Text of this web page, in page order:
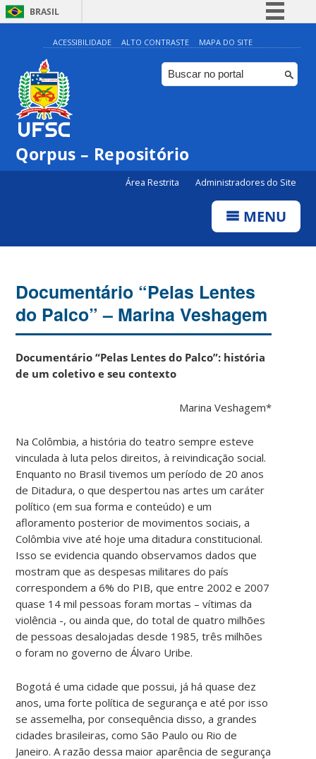
BRASIL
Simplifique!
Comunica BR
Participe
ACESSIBILIDADE ALTO CONTRASTE MAPA DO SITE
Qorpus – Repositório
Área Restrita Administradores do Site
MENU
Documentário “Pelas Lentes
do Palco” – Marina Veshagem
Documentário “Pelas Lentes do Palco”: história
de um coletivo e seu contexto
Marina Veshagem*
Na Colômbia, a história do teatro sempre esteve
vinculada à luta pelos direitos, à reivindicação social.
Enquanto no Brasil tivemos um período de 20 anos
de Ditadura, o que despertou nas artes um caráter
político (em sua forma e conteúdo) e um
afloramento posterior de movimentos sociais, a
Colômbia vive até hoje uma ditadura constitucional.
Isso se evidencia quando observamos dados que
mostram que as despesas militares do país
correspondem a 6% do PIB, que entre 2002 e 2007
quase 14 mil pessoas foram mortas – vítimas da
violência -, ou ainda que, do total de quatro milhões
de pessoas desalojadas desde 1985, três milhões
o foram no governo de Álvaro Uribe.
Bogotá é uma cidade que possui, já há quase dez
anos, uma forte política de segurança e até por isso
se assemelha, por consequência disso, a grandes
cidades brasileiras, como São Paulo ou Rio de
Janeiro. A razão dessa maior aparência de segurança